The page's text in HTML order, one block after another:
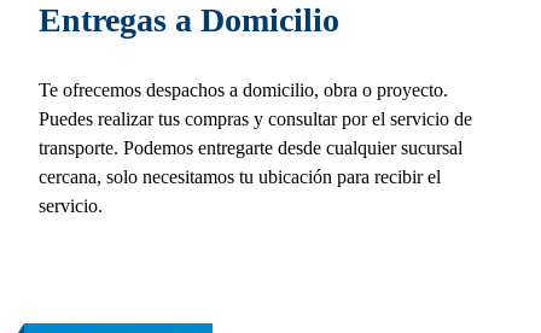
Entregas a Domicilio
Te ofrecemos despachos a domicilio, obra o proyecto.
Puedes realizar tus compras y consultar por el servicio de
transporte. Podemos entregarte desde cualquier sucursal
cercana, solo necesitamos tu ubicación para recibir el
servicio.